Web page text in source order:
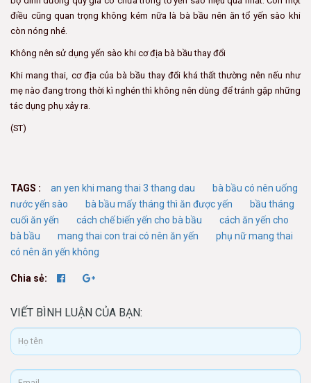
điều cũng quan trọng không kém nữa là bà bầu nên ăn tổ yến sào khi
còn nóng nhé.
Không nên sử dụng yến sào khi cơ địa bà bầu thay đổi
Khi mang thai, cơ địa của bà bầu thay đổi khá thất thường nên nếu như
mẹ nào đang trong thời kì nghén thì không nên dùng để tránh gặp những
tác dụng phụ xảy ra.
(ST)
TAGS : an yen khi mang thai 3 thang dau
bà bầu có nên uống
nước yến sào
bà bầu mấy tháng thì ăn được yến
bầu tháng
cuối ăn yến
cách chế biến yến cho bà bầu
cách ăn yến cho
bà bầu
mang thai con trai có nên ăn yến
phụ nữ mang thai
có nên ăn yến không
Chia sẻ:
VIẾT BÌNH LUẬN CỦA BẠN: